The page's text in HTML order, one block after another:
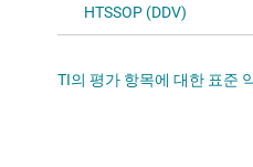
HTSSOP (DDV)
TI의 평가 항목에 대한 표준